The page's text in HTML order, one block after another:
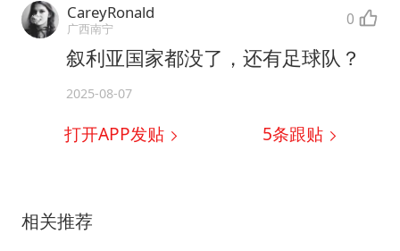
CareyRonald
广西南宁 0
叙利亚国家都没了，还有足球队？
2025-08-07
打开APP发贴 5条跟贴
相关推荐